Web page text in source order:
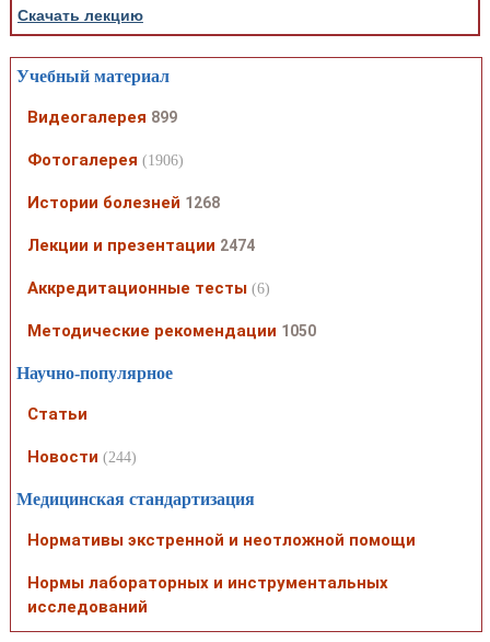
Скачать лекцию
Учебный материал
Видеогалерея 899
Фотогалерея (1906)
Истории болезней 1268
Лекции и презентации 2474
Аккредитационные тесты (6)
Методические рекомендации 1050
Научно-популярное
Статьи
Новости (244)
Медицинская стандартизация
Нормативы экстренной и неотложной помощи
Нормы лабораторных и инструментальных
исследований